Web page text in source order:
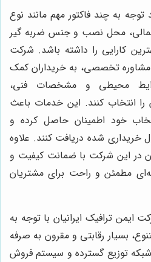
به چند فاکتور مهم مانند نوع
محل نصب و جنس ضربه گیر
کارایی را داشته باشد. شرکت
مشاوره تخصصی، به خریداران کمک
محیطی و مشخصات فنی،
انتخاب کنند. این خدمات باعث
خود اطمینان حاصل کرده و
خریداری شده دریافت کنند. علاوه
در این شرکت با ضمانت کیفیت و
مطمئن و راحت برای مشتریان
ترافیک ایرانیان با توجه به
بسیار رقابتی و مقرون به صرفه
توزیع گسترده و سیستم فروش